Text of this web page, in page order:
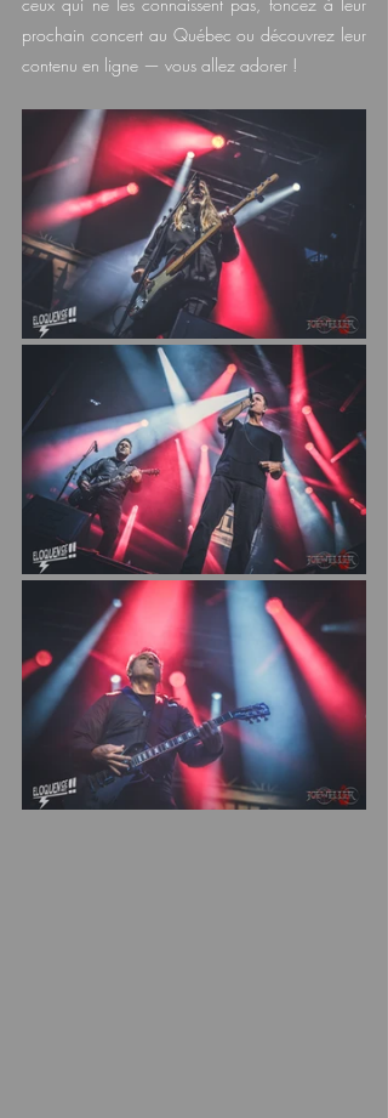
ceux qui ne les connaissent pas, foncez à leur
prochain concert au Québec ou découvrez leur
contenu en ligne — vous allez adorer !